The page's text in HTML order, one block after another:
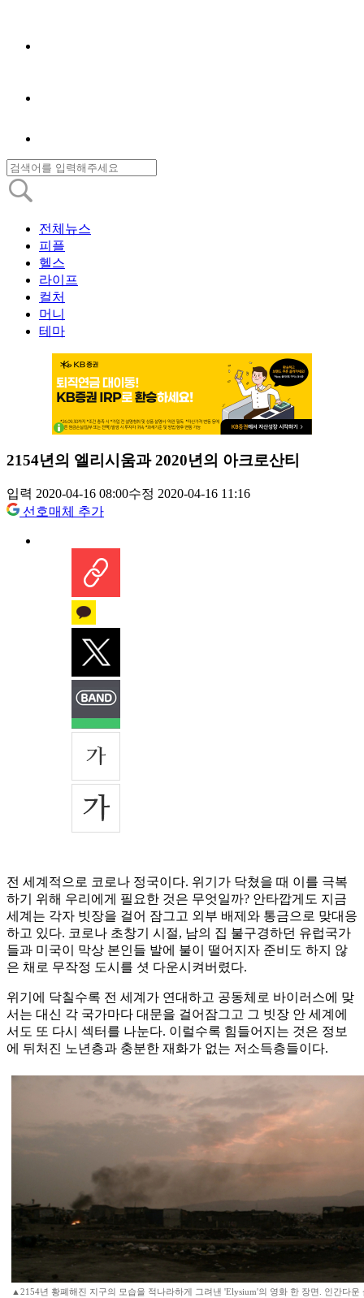
전체뉴스
피플
헬스
라이프
컬처
머니
테마
2154년의 엘리시움과 2020년의 아크로산티
입력 2020-04-16 08:00수정 2020-04-16 11:16
선호매체 추가
전 세계적으로 코로나 정국이다. 위기가 닥쳤을 때 이를 극복
하기 위해 우리에게 필요한 것은 무엇일까? 안타깝게도 지금
세계는 각자 빗장을 걸어 잠그고 외부 배제와 통금으로 맞대응
하고 있다. 코로나 초창기 시절, 남의 집 불구경하던 유럽국가
들과 미국이 막상 본인들 발에 불이 떨어지자 준비도 하지 않
은 채로 무작정 도시를 셧 다운시켜버렸다.
위기에 닥칠수록 전 세계가 연대하고 공동체로 바이러스에 맞
서는 대신 각 국가마다 대문을 걸어잠그고 그 빗장 안 세계에
서도 또 다시 섹터를 나눈다. 이럴수록 힘들어지는 것은 정보
에 뒤처진 노년층과 충분한 재화가 없는 저소득층들이다.
▲2154년 황폐해진 지구의 모습을 적나라하게 그려낸 'Elysium'의 영화 한 장면. 인간다